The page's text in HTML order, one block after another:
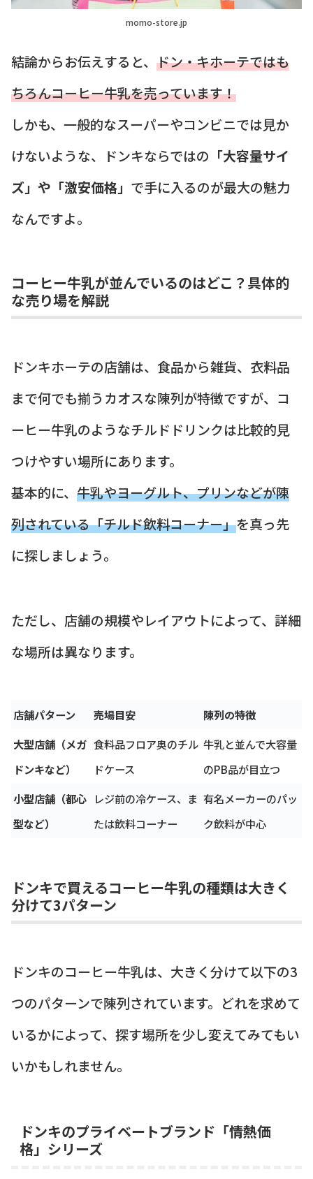
momo-store.jp
結論からお伝えすると、 ドン・キホーテではも
ちろんコーヒー牛乳を売っています！
しかも、一般的なスーパーやコンビニでは見か
けないような、ドンキならではの 「大容量サイ
ズ」や「激安価格」 で手に入るのが最大の魅力
なんですよ。
コーヒー牛乳が並んでいるのはどこ？具体的
な売り場を解説
ドンキホーテの店舗は、食品から雑貨、衣料品
まで何でも揃うカオスな陳列が特徴ですが、コ
ーヒー牛乳のようなチルドドリンクは比較的見
つけやすい場所にあります。
基本的に、 牛乳やヨーグルト、プリンなどが陳
列されている「チルド飲料コーナー」を真っ先
に探しましょう。
ただし、店舗の規模やレイアウトによって、詳細
な場所は異なります。
店舗パターン 売場目安
陳列の特徴
大型店舗（メガ
ドンキなど）
食料品フロア奥のチル
ドケース
牛乳と並んで大容量
のPB品が目立つ
小型店舗（都心
型など）
レジ前の冷ケース、ま
たは飲料コーナー
有名メーカーのパッ
ク飲料が中心
ドンキで買えるコーヒー牛乳の種類は大きく
分けて3パターン
ドンキのコーヒー牛乳は、大きく分けて以下の3
つのパターンで陳列されています。どれを求めて
いるかによって、探す場所を少し変えてみてもい
いかもしれません。
ドンキのプライベートブランド「情熱価
格」シリーズ